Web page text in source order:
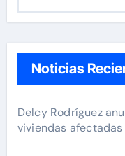
Noticias
Delcy Rodríguez
viviendas